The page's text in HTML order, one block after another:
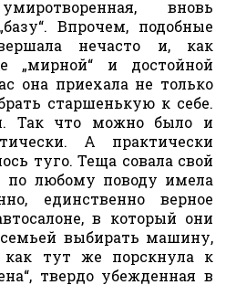
вновь
Впрочем, подобные
нечасто и, как
„мирной“ и достойной
она приехала не только
старшенькую к себе.
Так что можно было и
А практически
туго. Теща совала свой
по любому поводу имела
единственно верное
в который они
выбирать машину,
тут же порскнула к
твердо убежденная в